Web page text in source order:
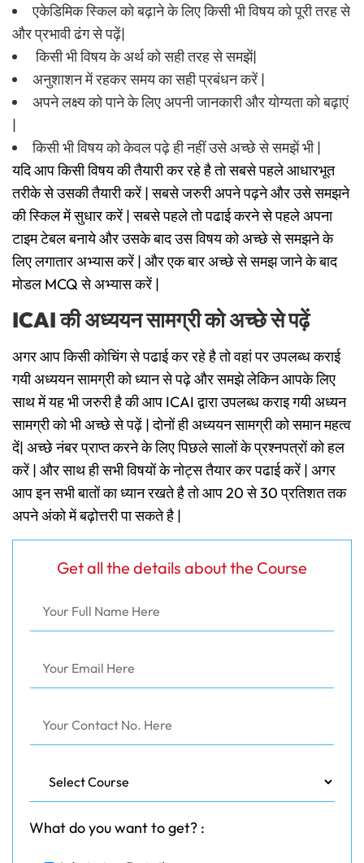
एकेडिमिक स्किल को बढ़ाने के लिए किसी भी विषय को पूरी तरह से
और प्रभावी ढंग से पढ़ें|
किसी भी विषय के अर्थ को सही तरह से समझें|
अनुशाशन में रहकर समय का सही प्रबंधन करें |
अपने लक्ष्य को पाने के लिए अपनी जानकारी और योग्यता को बढ़ाएं
|
किसी भी विषय को केवल पढ़े ही नहीं उसे अच्छे से समझें भी |
यदि आप किसी विषय की तैयारी कर रहे है तो सबसे पहले आधारभूत
तरीके से उसकी तैयारी करें | सबसे जरुरी अपने पढ़ने और उसे समझने
की स्किल में सुधार करें | सबसे पहले तो पढाई करने से पहले अपना
टाइम टेबल बनाये और उसके बाद उस विषय को अच्छे से समझने के
लिए लगातार अभ्यास करें | और एक बार अच्छे से समझ जाने के बाद
मोडल MCQ से अभ्यास करें |
ICAI की अध्ययन सामग्री को अच्छे से पढ़ें
अगर आप किसी कोचिंग से पढाई कर रहे है तो वहां पर उपलब्ध कराई
गयी अध्ययन सामग्री को ध्यान से पढ़े और समझे लेकिन आपके लिए
साथ में यह भी जरुरी है की आप ICAI द्वारा उपलब्ध कराइ गयी अध्यन
सामग्री को भी अच्छे से पढ़ें | दोनों ही अध्ययन सामग्री को समान महत्व
दें| अच्छे नंबर प्राप्त करने के लिए पिछले सालों के प्रश्नपत्रों को हल
करें | और साथ ही सभी विषयों के नोट्स तैयार कर पढाई करें | अगर
आप इन सभी बातों का ध्यान रखते है तो आप 20 से 30 प्रतिशत तक
अपने अंको में बढ़ोत्तरी पा सकते है |
Get all the details about the Course
What do you want to get? :